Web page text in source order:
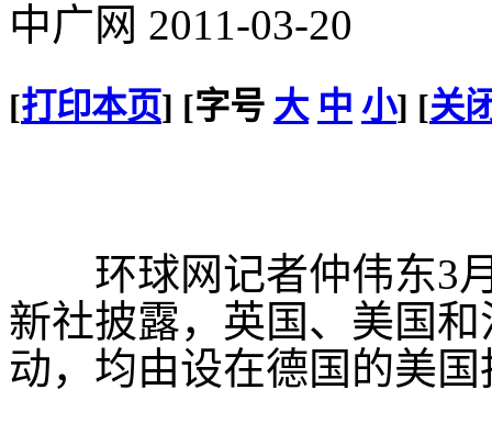
中广网 2011-03-20
[打印本页] [字号 大 中 小] [关
环球网记者仲伟东3月
新社披露，英国、美国
动，均由设在德国的美